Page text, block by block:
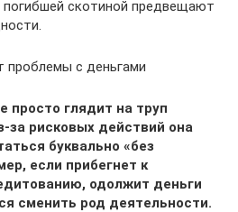
скотиной предвещают
проблемы с деньгами
просто глядит на труп
за рисковых действий она
буквально «без
если прибегнет к
одолжит деньги
сменить род деятельности.